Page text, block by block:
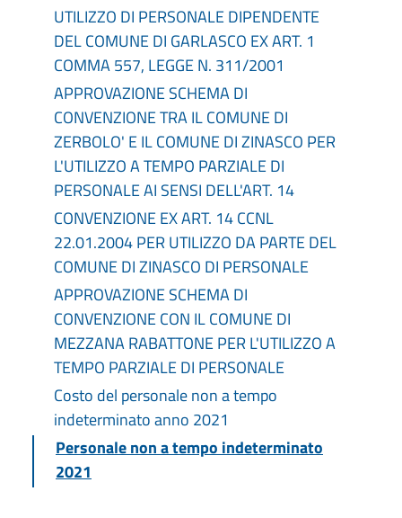
UTILIZZO DI PERSONALE DIPENDENTE
DEL COMUNE DI GARLASCO EX ART. 1
COMMA 557, LEGGE N. 311/2001
APPROVAZIONE SCHEMA DI
CONVENZIONE TRA IL COMUNE DI
ZERBOLO' E IL COMUNE DI ZINASCO PER
L'UTILIZZO A TEMPO PARZIALE DI
PERSONALE AI SENSI DELL'ART. 14
CONVENZIONE EX ART. 14 CCNL
22.01.2004 PER UTILIZZO DA PARTE DEL
COMUNE DI ZINASCO DI PERSONALE
APPROVAZIONE SCHEMA DI
CONVENZIONE CON IL COMUNE DI
MEZZANA RABATTONE PER L'UTILIZZO A
TEMPO PARZIALE DI PERSONALE
Costo del personale non a tempo
indeterminato anno 2021
Personale non a tempo indeterminato
2021